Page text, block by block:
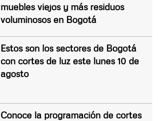
muebles viejos y más residuos
voluminosos en Bogotá
Estos son los sectores de Bogotá
con cortes de luz este lunes 10 de
agosto
Conoce la programación de cortes